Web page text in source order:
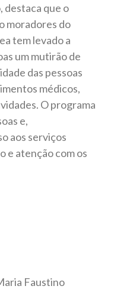
destaca que o
moradores do
tem levado a
um mutirão de
das pessoas
médicos,
O programa
e,
aos serviços
e atenção com os
Faustino